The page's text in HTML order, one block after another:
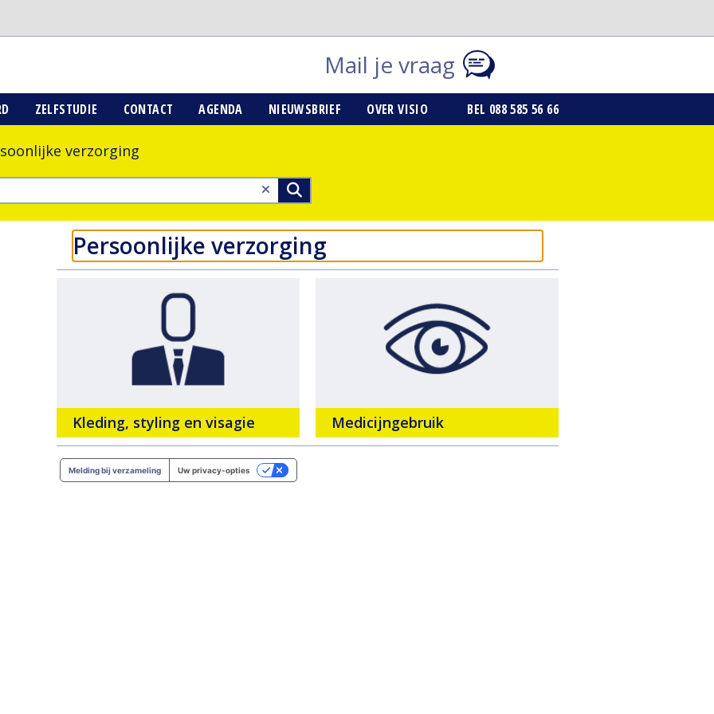
Mail je vraag
ZELFSTUDIE CONTACT AGENDA NIEUWSBRIEF OVER VISIO BEL 088 585 56 66
verzorging
Persoonlijke verzorging
Kleding, styling en visagie Medicijngebruik
Melding bij verzameling Uw privacy-opties